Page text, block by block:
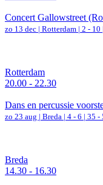
Concert Gallowstreet
zo 13 dec | Rotterdam | 2 - 10
Rotterdam
20.00 - 22.30
Dans en percussie
zo 23 aug | Breda | 4 - 6 | 35 -
Breda
14.30 - 16.30